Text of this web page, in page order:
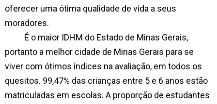
oferecer uma ótima qualidade de vida a seus
moradores.
É o maior IDHM do Estado de Minas Gerais,
portanto a melhor cidade de Minas Gerais para se
viver com ótimos índices na avaliação, em todos os
quesitos. 99,47% das crianças entre 5 e 6 anos estão
matriculadas em escolas. A proporção de estudantes